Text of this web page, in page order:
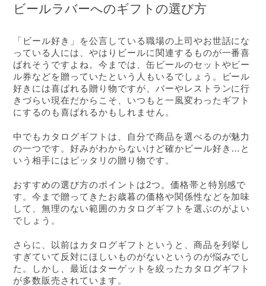
ビールラバーへのギフトの選び方
「ビール好き」を公言している職場の上司やお世話にな
っている人には、やはりビールに関連するものが一番喜
ばれそうですよね。今までは、缶ビールのセットやビー
ル券などを贈っていたという人もいるでしょう。ビール
好きには喜ばれる贈り物ですが、バーやレストランに行
きづらい現在だからこそ、いつもと一風変わったギフト
にするのも喜ばれるかもしれません。
中でもカタログギフトは、自分で商品を選べるのが魅力
の一つです。好みがわからないけど確かビール好き…と
いう相手にはピッタリの贈り物です。
おすすめの選び方のポイントは2つ。価格帯と特別感で
す。今まで贈ってきたお歳暮の価格や関係性などを加味
して、無理のない範囲のカタログギフトを選ぶのがよい
でしょう。
さらに、以前はカタログギフトというと、商品を列挙し
すぎていて反対にほしいものがないというのが悩みでし
た。しかし、最近はターゲットを絞ったカタログギフト
が多数販売されています。